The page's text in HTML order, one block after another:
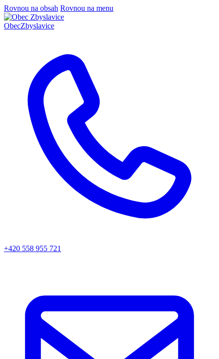
Rovnou na obsah Rovnou na menu
ObecZbyslavice
+420 558 955 721